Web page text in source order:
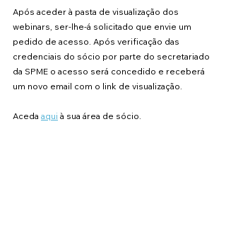
Após aceder à pasta de visualização dos
webinars, ser-lhe-á solicitado que envie um
pedido de acesso. Após verificação das
credenciais do sócio por parte do secretariado
da SPME o acesso será concedido e receberá
um novo email com o link de visualização.
Aceda aqui à sua área de sócio.